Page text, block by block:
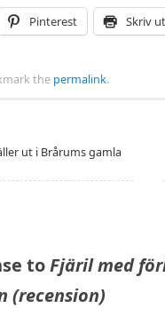
Pinterest Skriv ut
the permalink.
ut i Brårums gamla
toFjäril med
(recension)